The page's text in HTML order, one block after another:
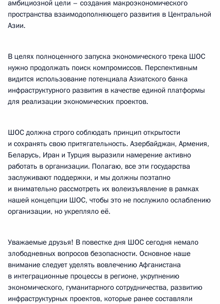
амбициозной цели – создания макроэкономического
пространства взаимодополняющего развития в Центральной
Азии.
В целях полноценного запуска экономического трека ШОС
нужно продолжать поиск компромиссов. Перспективным
видится использование потенциала Азиатского банка
инфраструктурного развития в качестве единой платформы
для реализации экономических проектов.
ШОС должна строго соблюдать принцип открытости
и сохранять свою притягательность. Азербайджан, Армения,
Беларусь, Иран и Турция выразили намерение активно
работать в организации. Полагаю, все эти государства
заслуживают поддержки, и мы должны поэтапно
и внимательно рассмотреть их волеизъявление в рамках
нашей концепции ШОС, чтобы это не послужило ослаблению
организации, но укрепляло её.
Уважаемые друзья! В повестке дня ШОС сегодня немало
злободневных вопросов безопасности. Основное наше
внимание следует уделять вовлечению Афганистана
в интеграционные процессы в регионе, укрупнению
экономического, гуманитарного сотрудничества, развитию
инфраструктурных проектов, которые ранее составляли